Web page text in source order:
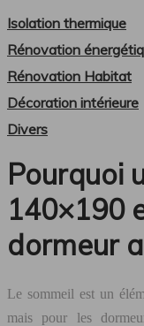
Isolation thermique
Rénovation
Rénovation Habitat
Décoration intérieure
Divers
Pourquoi
140×190
dormeur
Le sommeil est un
mais pour les